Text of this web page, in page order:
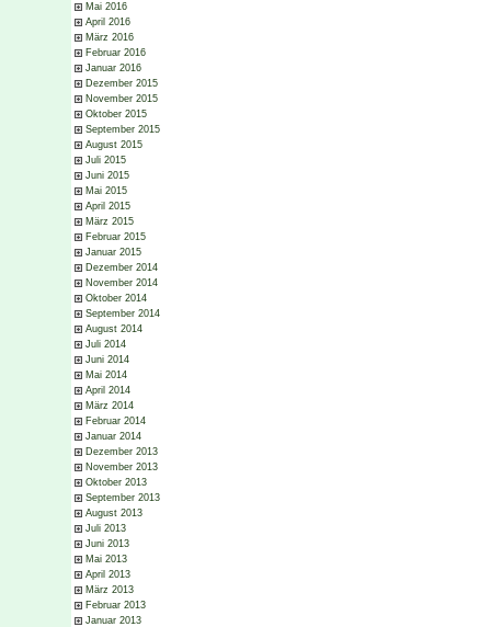
Mai 2016
April 2016
März 2016
Februar 2016
Januar 2016
Dezember 2015
November 2015
Oktober 2015
September 2015
August 2015
Juli 2015
Juni 2015
Mai 2015
April 2015
März 2015
Februar 2015
Januar 2015
Dezember 2014
November 2014
Oktober 2014
September 2014
August 2014
Juli 2014
Juni 2014
Mai 2014
April 2014
März 2014
Februar 2014
Januar 2014
Dezember 2013
November 2013
Oktober 2013
September 2013
August 2013
Juli 2013
Juni 2013
Mai 2013
April 2013
März 2013
Februar 2013
Januar 2013